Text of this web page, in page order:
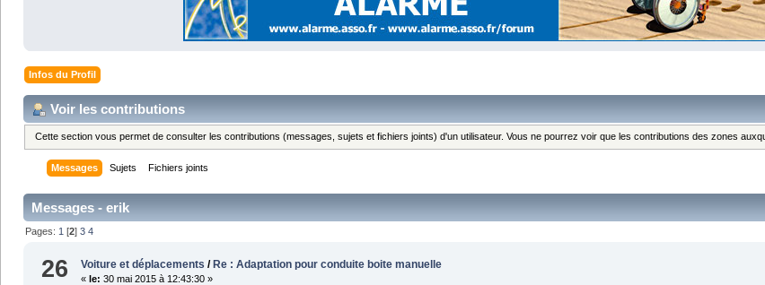
Infos du Profil
Voir les contributions
Cette section vous permet de consulter les contributions (messages, sujets et fichiers joints) d'un utilisateur. Vous ne pourrez voir que les contributions des zones
Messages Sujets Fichiers joints
Messages - erik
Pages:1 [2]3 4
26 Voiture et déplacements / Re : Adaptation pour conduite boite manuelle
«le: 30 mai 2015 à 12:43:30 »